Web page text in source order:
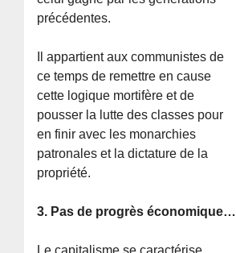
précédentes.
Il appartient aux communistes de
ce temps de remettre en cause
cette logique mortifère et de
pousser la lutte des classes pour
en finir avec les monarchies
patronales et la dictature de la
propriété.
3. Pas de progrès économique…